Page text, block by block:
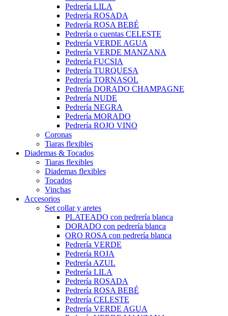
Pedrería LILA
Pedrería ROSADA
Pedrería ROSA BEBÉ
Pedrería o cuentas CELESTE
Pedrería VERDE AGUA
Pedrería VERDE MANZANA
Pedrería FUCSIA
Pedrería TURQUESA
Pedrería TORNASOL
Pedrería DORADO CHAMPAGNE
Pedrería NUDE
Pedrería NEGRA
Pedrería MORADO
Pedrería ROJO VINO
Coronas
Tiaras flexibles
Diademas & Tocados
Tiaras flexibles
Diademas flexibles
Tocados
Vinchas
Accesorios
Set collar y aretes
PLATEADO con pedrería blanca
DORADO con pedrería blanca
ORO ROSA con pedrería blanca
Pedrería VERDE
Pedrería ROJA
Pedrería AZUL
Pedrería LILA
Pedrería ROSADA
Pedrería ROSA BEBÉ
Pedrería CELESTE
Pedrería VERDE AGUA